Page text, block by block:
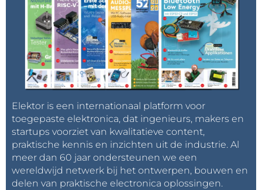
Elektor is een internationaal platform voor
toegepaste elektronica, dat ingenieurs, makers en
startups voorziet van kwalitatieve content,
praktische kennis en inzichten uit de industrie. Al
meer dan 60 jaar ondersteunen we een
wereldwijd netwerk bij het ontwerpen, bouwen en
delen van praktische electronica oplossingen.